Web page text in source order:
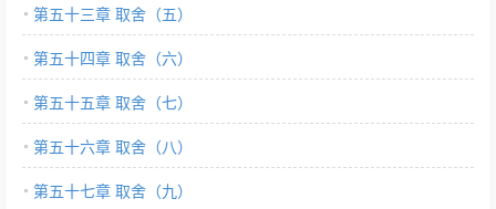
第五十三章 取舍（五）
第五十四章 取舍（六）
第五十五章 取舍（七）
第五十六章 取舍（八）
第五十七章 取舍（九）